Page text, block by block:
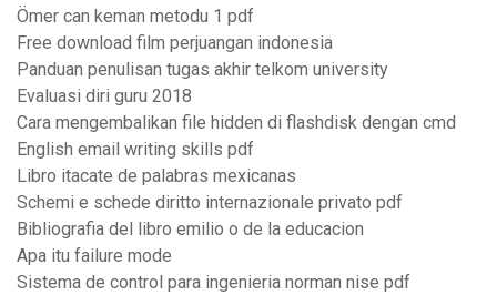
Ömer can keman metodu 1 pdf
Free download film perjuangan indonesia
Panduan penulisan tugas akhir telkom university
Evaluasi diri guru 2018
Cara mengembalikan file hidden di flashdisk dengan cmd
English email writing skills pdf
Libro itacate de palabras mexicanas
Schemi e schede diritto internazionale privato pdf
Bibliografia del libro emilio o de la educacion
Apa itu failure mode
Sistema de control para ingenieria norman nise pdf